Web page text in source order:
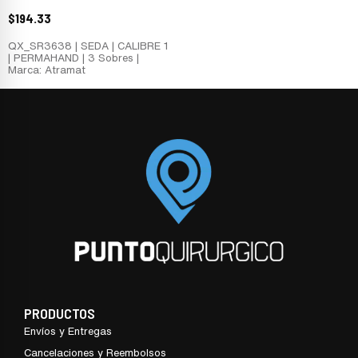
$194.33
QX_SR3638 | SEDA | CALIBRE 1
| PERMAHAND | 3 Sobres |
Marca: Atramat
PRODUCTOS
Envíos y Entregas
Cancelaciones y Reembolsos